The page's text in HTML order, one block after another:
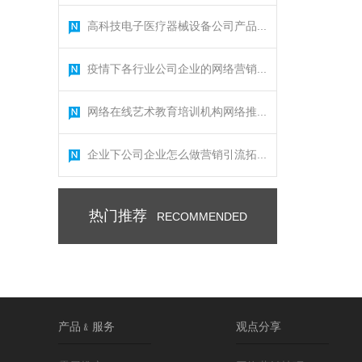
高科技电子医疗器械设备公司产品...
疫情下各行业公司企业的网络营销...
网络在线艺术教育培训机构网络推...
企业下公司企业怎么做营销引流拓...
热门推荐 RECOMMENDED
产品﹠服务 观点分享